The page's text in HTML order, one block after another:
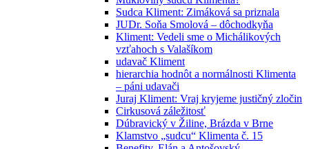
Sudca Kliment: Zimáková sa priznala
JUDr. Soňa Smolová – dôchodkyňa
Kliment: Vedeli sme o Michálikových
vzťahoch s Valašíkom
udavač Kliment
hierarchia hodnôt a normálnosti Klimenta
– páni udavači
Juraj Kliment: Vraj kryjeme justičný zločin
Cirkusová záležitosť
Dúbravický v Žiline, Brázda v Brne
Klamstvo „sudcu“ Klimenta č. 15